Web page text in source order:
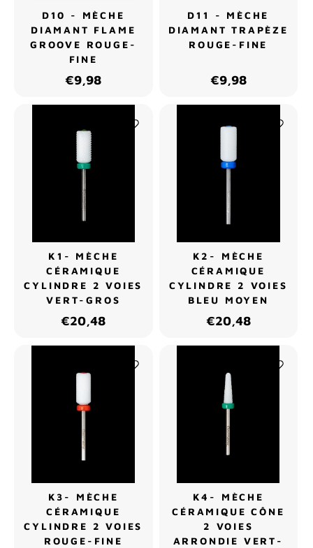
D10 - MÈCHE
DIAMANT FLAME
GROOVE ROUGE-
FINE
€9,98
D11 - MÈCHE
DIAMANT TRAPÈZE
ROUGE-FINE
€9,98
K1- MÈCHE
CÉRAMIQUE
CYLINDRE 2 VOIES
VERT-GROS
€20,48
K2- MÈCHE
CÉRAMIQUE
CYLINDRE 2 VOIES
BLEU MOYEN
€20,48
K3- MÈCHE
CÉRAMIQUE
CYLINDRE 2 VOIES
ROUGE-FINE
K4- MÈCHE
CÉRAMIQUE CÔNE
2 VOIES
ARRONDIE VERT-